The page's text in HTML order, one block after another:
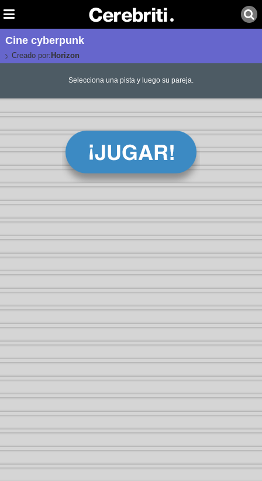
Cine cyberpunk
Creado por: Horizon
Selecciona una pista y luego su pareja.